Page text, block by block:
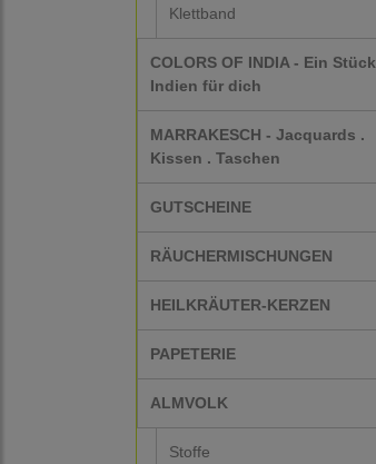
Klettband
COLORS OF INDIA - Ein Stück
Indien für dich
MARRAKESCH - Jacquards .
Kissen . Taschen
GUTSCHEINE
RÄUCHERMISCHUNGEN
HEILKRÄUTER-KERZEN
PAPETERIE
ALMVOLK
Stoffe